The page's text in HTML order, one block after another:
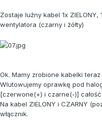
Zostaje luźny kabel 1x
wentylatora (czarny i żółty)
Ok. Mamy zrobione kabelki
Wlutowujemy oprawkę pod
[czerwone(+) i czarne(-)]
Na kabel ZIELONY i CZARNY
włącznik.